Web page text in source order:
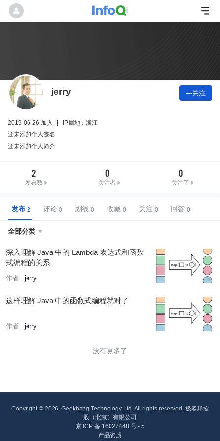
jerry 关注
2019-06-26 加入
IP属地：浙江
还未添加个人签名
还未添加个人简介
2
发布数
0
关注者
0
关注了
发布 评论 划线 收藏 关注 回答
全部分类 
深入理解 Java 中的 Lambda 表达式和函数
式编程的关系
作者 : jerry
这样理解 Java 中的函数式编程就对了
作者 : jerry
没有更多了
Copyright © 2026, Geekbang Technology Ltd. All rights reserved. 极客邦控
股（北京）有限公司
京 ICP 备 16027448 号 - 5
产品资质